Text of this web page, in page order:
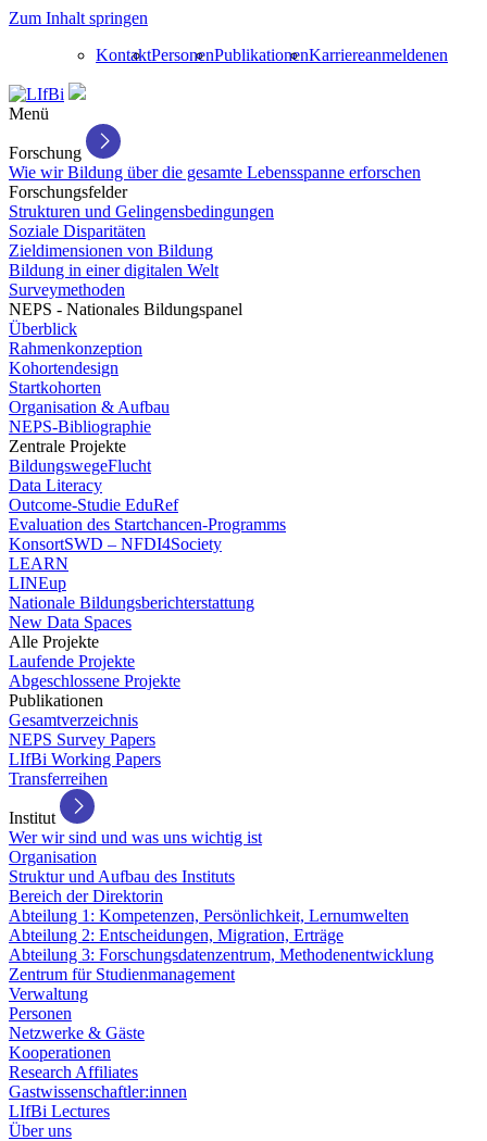
Zum Inhalt springen
KontaktPersonenPublikationenKarriereanmeldenen
Menü
Forschung
Wie wir Bildung über die gesamte Lebensspanne erforschen
Forschungsfelder
Strukturen und Gelingensbedingungen
Soziale Disparitäten
Zieldimensionen von Bildung
Bildung in einer digitalen Welt
Surveymethoden
NEPS - Nationales Bildungspanel
Überblick
Rahmenkonzeption
Kohortendesign
Startkohorten
Organisation & Aufbau
NEPS-Bibliographie
Zentrale Projekte
BildungswegeFlucht
Data Literacy
Outcome-Studie EduRef
Evaluation des Startchancen-Programms
KonsortSWD – NFDI4Society
LEARN
LINEup
Nationale Bildungsberichterstattung
New Data Spaces
Alle Projekte
Laufende Projekte
Abgeschlossene Projekte
Publikationen
Gesamtverzeichnis
NEPS Survey Papers
LIfBi Working Papers
Transferreihen
Institut
Wer wir sind und was uns wichtig ist
Organisation
Struktur und Aufbau des Instituts
Bereich der Direktorin
Abteilung 1: Kompetenzen, Persönlichkeit, Lernumwelten
Abteilung 2: Entscheidungen, Migration, Erträge
Abteilung 3: Forschungsdatenzentrum, Methodenentwicklung
Zentrum für Studienmanagement
Verwaltung
Personen
Netzwerke & Gäste
Kooperationen
Research Affiliates
Gastwissenschaftler:innen
LIfBi Lectures
Über uns